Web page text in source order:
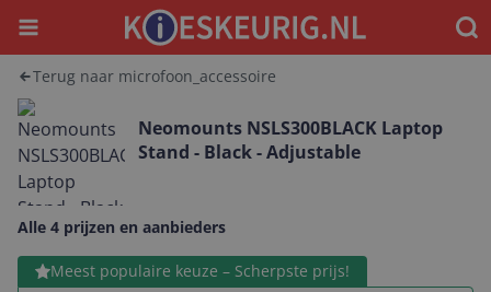
Menu
Terug naar microfoon_accessoire
Neomounts NSLS300BLACK Laptop
Stand - Black - Adjustable
Alle 4 prijzen en aanbieders
Meest populaire keuze – Scherpste prijs!
Bekijk product